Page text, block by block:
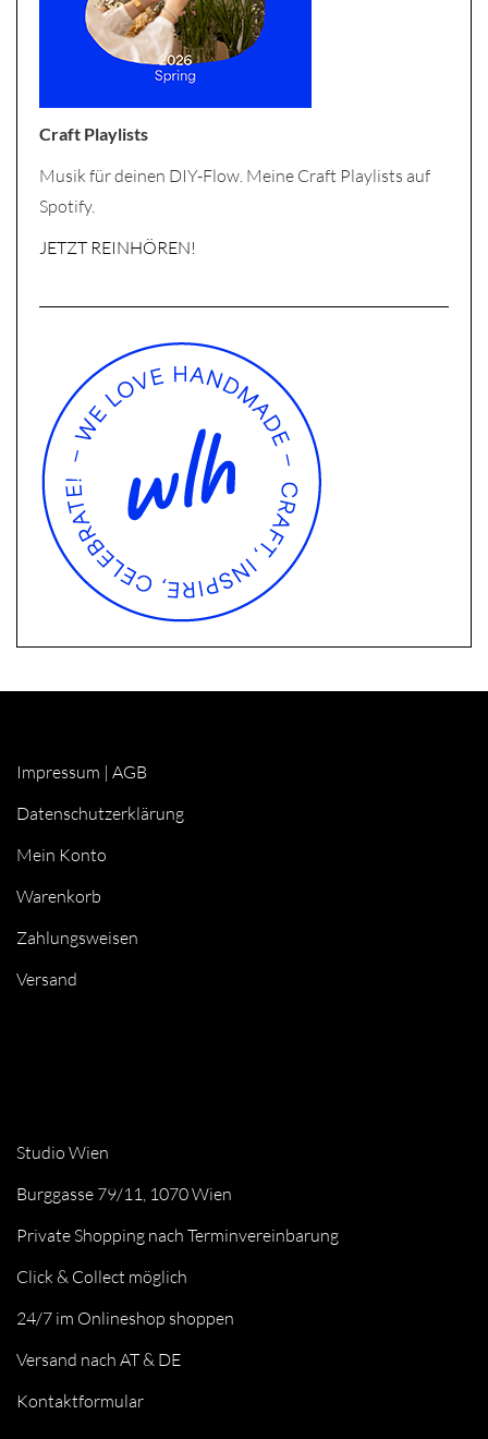
Craft Playlists
Musik für deinen DIY-Flow. Meine Craft Playlists auf
Spotify.
JETZT REINHÖREN!
Impressum | AGB
Datenschutzerklärung
Mein Konto
Warenkorb
Zahlungsweisen
Versand
Studio Wien
Burggasse 79/11, 1070 Wien
Private Shopping nach Terminvereinbarung
Click & Collect möglich
24/7 im Onlineshop shoppen
Versand nach AT & DE
Kontaktformular